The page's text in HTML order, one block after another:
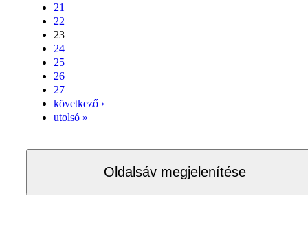
21
22
23
24
25
26
27
következő ›
utolsó »
Oldalsáv megjelenítése